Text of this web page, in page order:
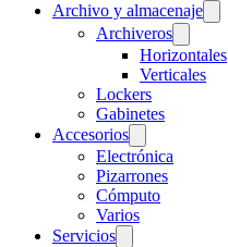
Archivo y almacenaje
Archiveros
Horizontales
Verticales
Lockers
Gabinetes
Accesorios
Electrónica
Pizarrones
Cómputo
Varios
Servicios